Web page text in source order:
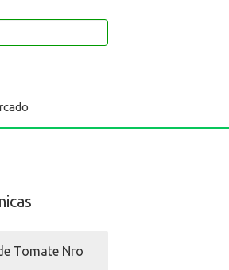
Tomate Nro